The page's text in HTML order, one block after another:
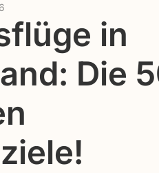
in
Die